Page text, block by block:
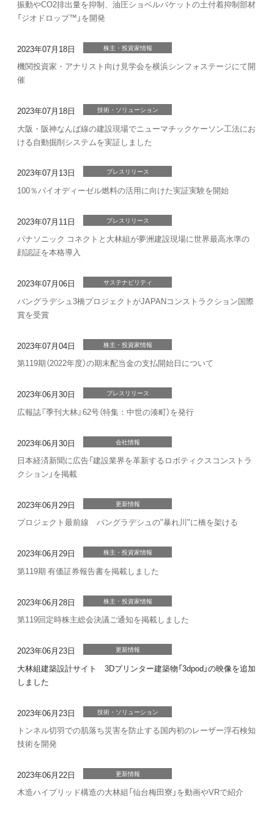
振動やCO2排出量を抑制、油圧ショベルバケットの土付着抑制部材
「ジオドロップ™」を開発
2023年07月18日 株主・投資家情報
機関投資家・アナリスト向け見学会を横浜シンフォステージにて開
催
2023年07月18日 技術・ソリューション
大阪・阪神なんば線の建設現場でニューマチックケーソン工法にお
ける自動掘削システムを実証しました
2023年07月13日 プレスリリース
100％バイオディーゼル燃料の活用に向けた実証実験を開始
2023年07月11日 プレスリリース
パナソニック コネクトと大林組が夢洲建設現場に世界最高水準の
顔認証を本格導入
2023年07月06日 サステナビリティ
バングラデシュ3橋プロジェクトがJAPANコンストラクション国際
賞を受賞
2023年07月04日 株主・投資家情報
第119期（2022年度）の期末配当金の支払開始日について
2023年06月30日 プレスリリース
広報誌『季刊大林』62号（特集：中世の湊町）を発行
2023年06月30日 会社情報
日本経済新聞に広告「建設業界を革新するロボティクスコンストラ
クション」を掲載
2023年06月29日 更新情報
プロジェクト最前線 バングラデシュの"暴れ川"に橋を架ける
2023年06月29日 株主・投資家情報
第119期 有価証券報告書を掲載しました
2023年06月28日 株主・投資家情報
第119回定時株主総会決議ご通知を掲載しました
2023年06月23日 更新情報
大林組建築設計サイト 3Dプリンター建築物「3dpod」の映像を追加
しました
2023年06月23日 技術・ソリューション
トンネル切羽での肌落ち災害を防止する国内初のレーザー浮石検知
技術を開発
2023年06月22日 更新情報
木造ハイブリッド構造の大林組「仙台梅田寮」を動画やVRで紹介